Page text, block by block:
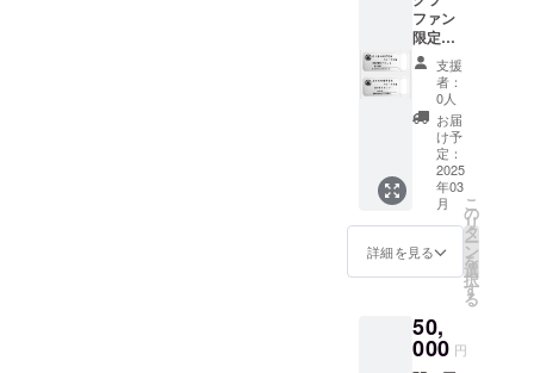
レート
（150x
40㎜）
を陣
屋”関ヶ
原”宇喜
多の陣
の玄関
内に掲
示致し
ます。
掲載期
間：
屋の事
業が続
ファン
限定の
お得な
共通チ
ケット
♪ 甲
冑館グ
ループ
（関ケ
原戦国
甲冑
館、お
食事
処”兵
原”）で
のお支
払いに
支援
者：
0人
お届
け予
定：
2025
年03
月
詳細を見る
こ
の
リ
タ
ー
ン
を
選
択
す
る
50,
000 円